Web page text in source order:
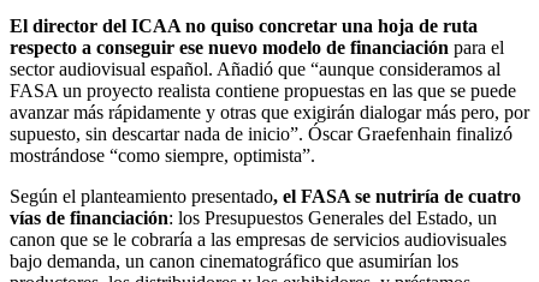
El director del ICAA no quiso concretar una hoja de ruta
respecto a conseguir ese nuevo modelo de financiación para el
sector audiovisual español. Añadió que “aunque consideramos al
FASA un proyecto realista contiene propuestas en las que se puede
avanzar más rápidamente y otras que exigirán dialogar más pero, por
supuesto, sin descartar nada de inicio”. Óscar Graefenhain finalizó
mostrándose “como siempre, optimista”.
Según el planteamiento presentado, el FASA se nutriría de cuatro
vías de financiación: los Presupuestos Generales del Estado, un
canon que se le cobraría a las empresas de servicios audiovisuales
bajo demanda, un canon cinematográfico que asumirían los